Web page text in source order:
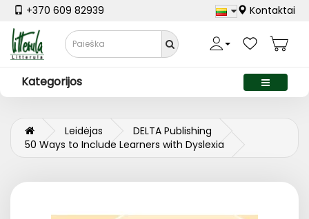
+370 609 82939 Kontaktai
Kategorijos
Leidėjas
DELTA Publishing
50 Ways to Include Learners with Dyslexia